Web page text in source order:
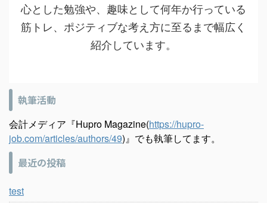
心とした勉強や、趣味として何年か行っている
筋トレ、ポジティブな考え方に至るまで幅広く
紹介しています。
執筆活動
会計メディア『Hupro Magazine(https://hupro-
job.com/articles/authors/49)』でも執筆してます。
最近の投稿
test